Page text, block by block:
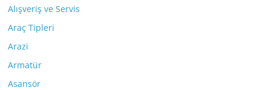
Alışveriş ve Servis
Araç Tipleri
Arazi
Armatür
Asansör